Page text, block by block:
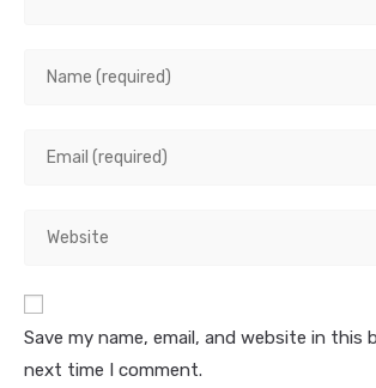
Save my name, email, and website in this
next time I comment.